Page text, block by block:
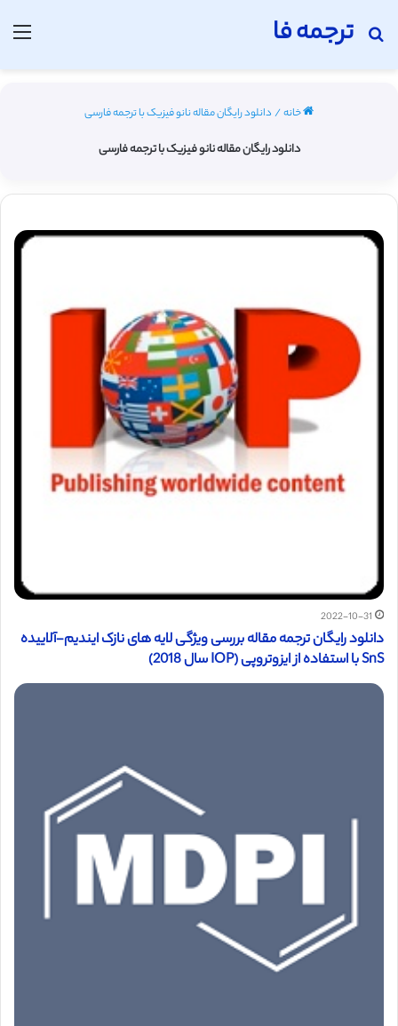
ترجمه فا
جستجو برای
خانه/ دانلود رایگان مقاله نانو فیزیک با ترجمه فارسی
دانلود رایگان مقاله نانو فیزیک با ترجمه فارسی
2022-10-31
دانلود رایگان ترجمه مقاله بررسی ویژگی لایه های نازک ایندیم-آلاییده
SnS با استفاده از ایزوتروپی (IOP سال 2018)